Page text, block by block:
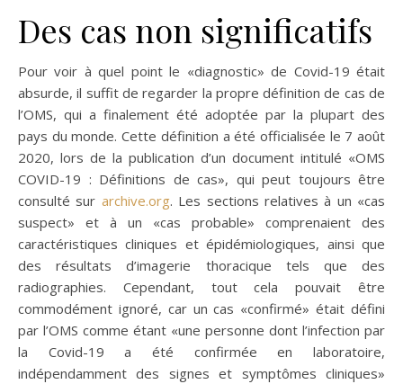
Des cas non significatifs
Pour voir à quel point le «diagnostic» de Covid-19 était
absurde, il suffit de regarder la propre définition de cas de
l’OMS, qui a finalement été adoptée par la plupart des
pays du monde. Cette définition a été officialisée le 7 août
2020, lors de la publication d’un document intitulé «OMS
COVID-19 : Définitions de cas», qui peut toujours être
consulté sur archive.org. Les sections relatives à un «cas
suspect» et à un «cas probable» comprenaient des
caractéristiques cliniques et épidémiologiques, ainsi que
des résultats d’imagerie thoracique tels que des
radiographies. Cependant, tout cela pouvait être
commodément ignoré, car un cas «confirmé» était défini
par l’OMS comme étant «une personne dont l’infection par
la Covid-19 a été confirmée en laboratoire,
indépendamment des signes et symptômes cliniques»